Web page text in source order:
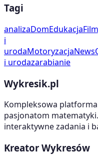
Tagi
analizaDomEdukacja
i
urodaMotoryzacjaNews
i urodazarabianie
Wykresik.pl
Kompleksowa
pasjonatom
interaktywne zadania i
Kreator Wykresów